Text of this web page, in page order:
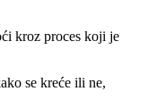
kroz proces koji je
se kreće ili ne,